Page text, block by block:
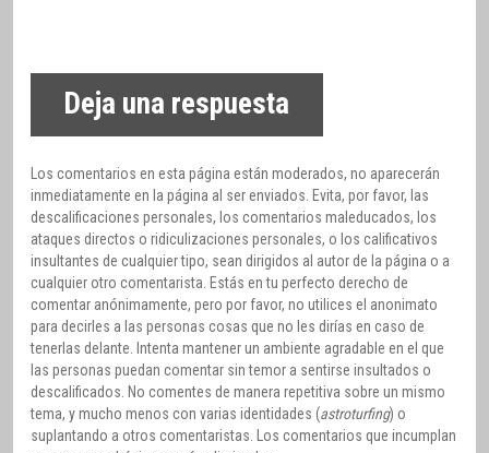
Deja una respuesta
Los comentarios en esta página están moderados, no aparecerán
inmediatamente en la página al ser enviados. Evita, por favor, las
descalificaciones personales, los comentarios maleducados, los
ataques directos o ridiculizaciones personales, o los calificativos
insultantes de cualquier tipo, sean dirigidos al autor de la página o a
cualquier otro comentarista. Estás en tu perfecto derecho de
comentar anónimamente, pero por favor, no utilices el anonimato
para decirles a las personas cosas que no les dirías en caso de
tenerlas delante. Intenta mantener un ambiente agradable en el que
las personas puedan comentar sin temor a sentirse insultados o
descalificados. No comentes de manera repetitiva sobre un mismo
tema, y mucho menos con varias identidades (astroturfing) o
suplantando a otros comentaristas. Los comentarios que incumplan